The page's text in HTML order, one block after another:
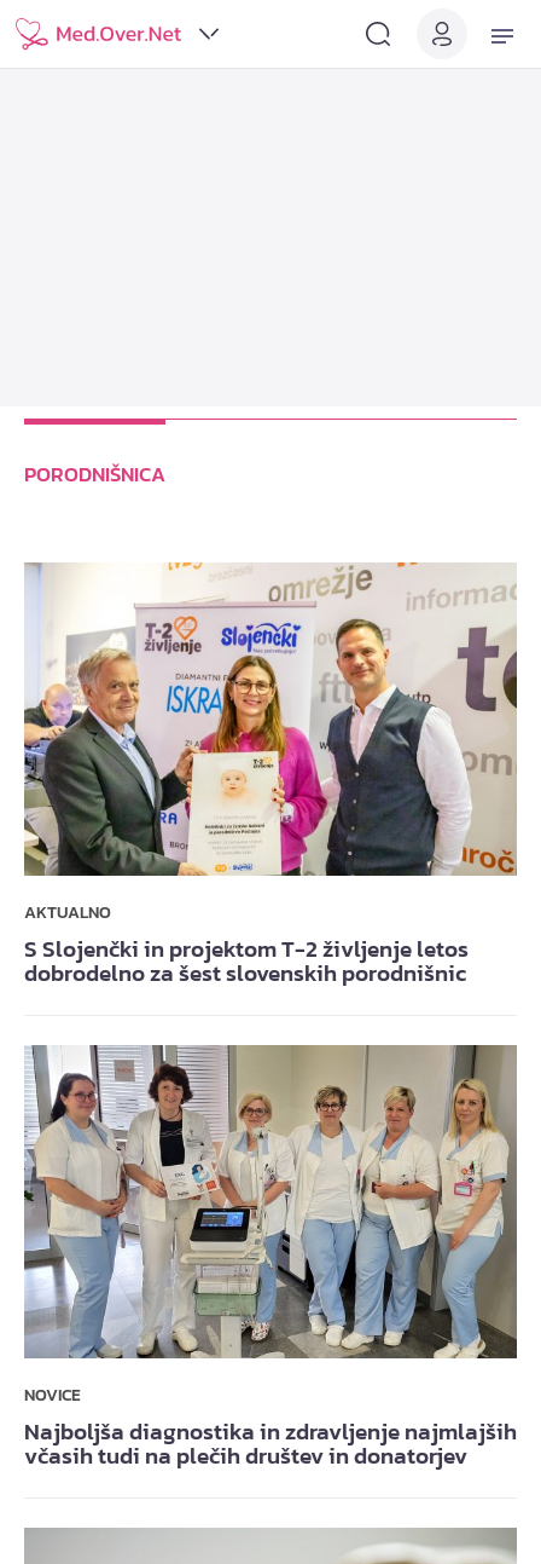
PORODNIŠNICA
AKTUALNO
S Slojenčki in projektom T-2 življenje letos
dobrodelno za šest slovenskih porodnišnic
NOVICE
Najboljša diagnostika in zdravljenje najmlajših
včasih tudi na plečih društev in donatorjev